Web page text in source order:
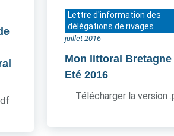
Lettre d'information des
délégations de rivages
juillet 2016
Mon littoral Bretagne
Eté 2016
Télécharger la version